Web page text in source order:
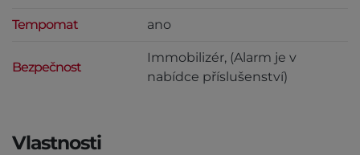
Tempomat ano
Bezpečnost
Immobilizér, (Alarm je v
nabídce příslušenství)
Vlastnosti